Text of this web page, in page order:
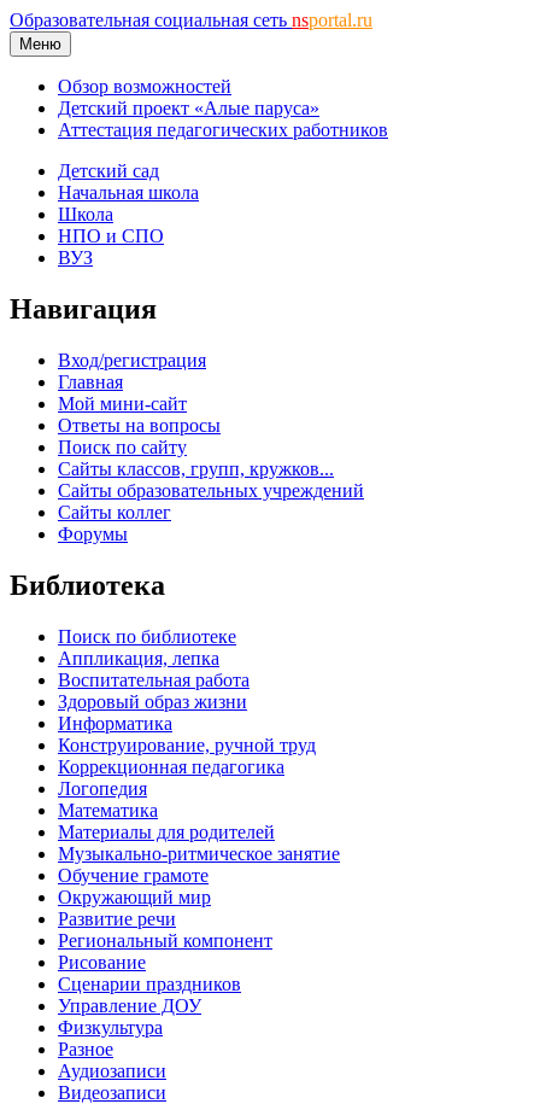
Образовательная социальная сеть nsportal.ru
Меню
Обзор возможностей
Детский проект «Алые паруса»
Аттестация педагогических работников
Детский сад
Начальная школа
Школа
НПО и СПО
ВУЗ
Навигация
Вход/регистрация
Главная
Мой мини-сайт
Ответы на вопросы
Поиск по сайту
Сайты классов, групп, кружков...
Сайты образовательных учреждений
Сайты коллег
Форумы
Библиотека
Поиск по библиотеке
Аппликация, лепка
Воспитательная работа
Здоровый образ жизни
Информатика
Конструирование, ручной труд
Коррекционная педагогика
Логопедия
Математика
Материалы для родителей
Музыкально-ритмическое занятие
Обучение грамоте
Окружающий мир
Развитие речи
Региональный компонент
Рисование
Сценарии праздников
Управление ДОУ
Физкультура
Разное
Аудиозаписи
Видеозаписи